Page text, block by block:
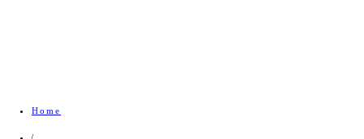
Home